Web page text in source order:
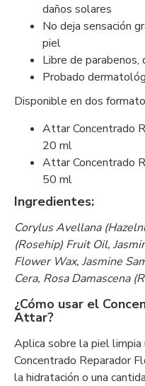
daños solares
No deja sensación
piel
Libre de parabenos,
Probado
Disponible en dos
Attar Concentrado
20 ml
Attar Concentrado
50 ml
Ingredientes:
Corylus Avellana
(Rosehip) Fruit Oil,
Flower Wax, Jasmine
Cera, Rosa Damascena
¿Cómo usar el
Attar?
Aplica sobre la piel
Concentrado Reparador
la hidratación o una